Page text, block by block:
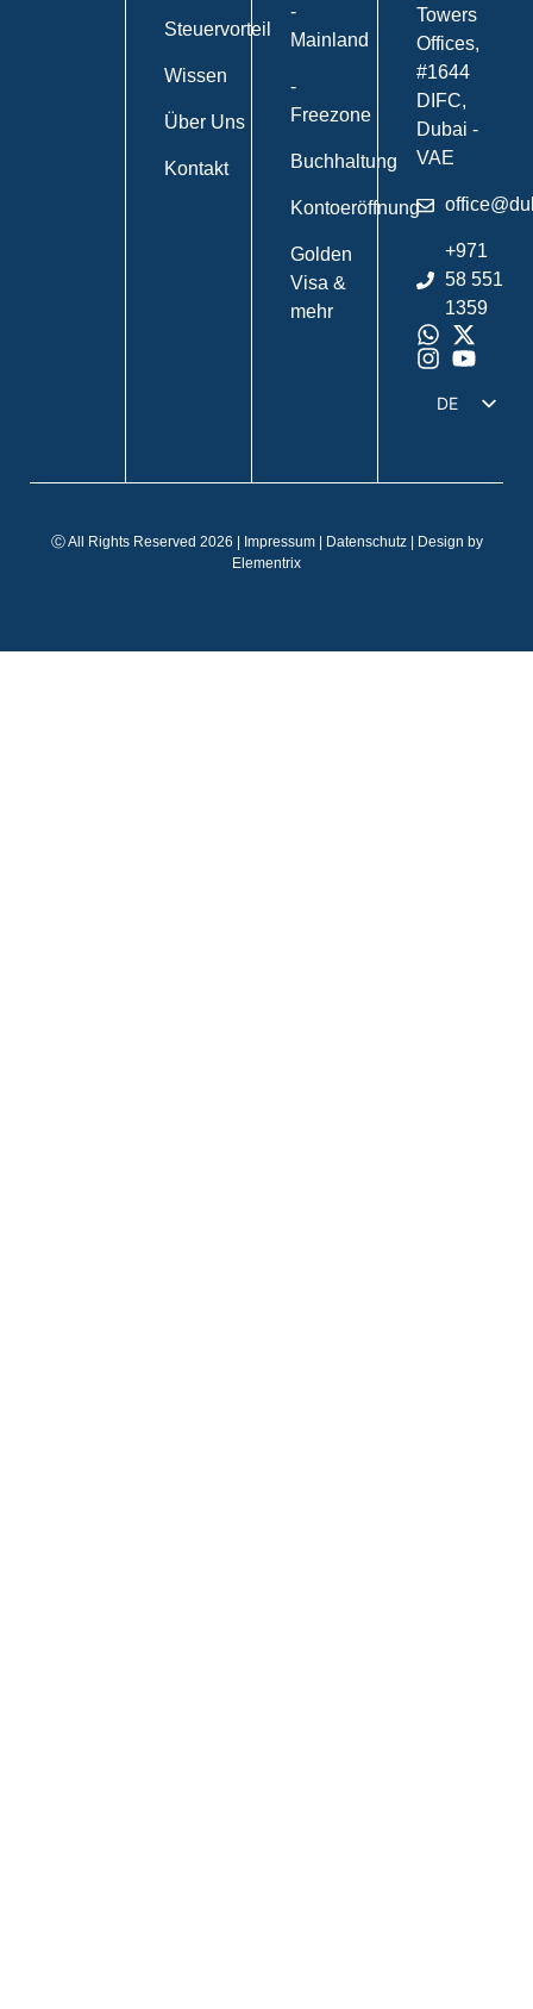
Steuervorteil
Wissen
Über Uns
Kontakt
-
Mainland
-
Freezone
Buchhaltung
Kontoeröffnung
Golden
Visa &
mehr
Towers
Offices,
#1644
DIFC,
Dubai -
VAE
+971
58 551
1359
DE
IT
Ⓒ All Rights Reserved 2026 | Impressum| Datenschutz| Design by
Elementrix